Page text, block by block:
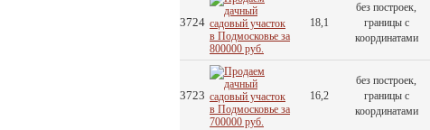
3724 18,1
без построек,
границы с
координатами
3723 16,2
без построек,
границы с
координатами